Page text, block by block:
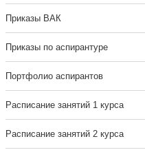
Приказы ВАК
Приказы по аспирантуре
Портфолио аспирантов
Расписание занятий 1 курса
Расписание занятий 2 курса